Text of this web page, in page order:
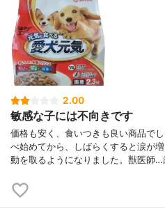
2.00
敏感な子には不向きです
価格も安く、食いつきも良い商品で
べ始めてから、しばらくすると涙が
動を取るようになりました。獣医師…